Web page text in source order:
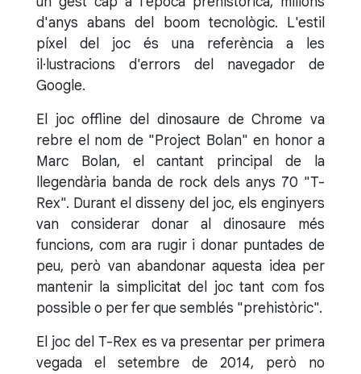
d'anys abans del boom tecnològic. L'estil
píxel del joc és una referència a les
il·lustracions d'errors del navegador de
Google.
El joc offline del dinosaure de Chrome va
rebre el nom de "Project Bolan" en honor a
Marc Bolan, el cantant principal de la
llegendària banda de rock dels anys 70 "T-
Rex". Durant el disseny del joc, els enginyers
van considerar donar al dinosaure més
funcions, com ara rugir i donar puntades de
peu, però van abandonar aquesta idea per
mantenir la simplicitat del joc tant com fos
possible o per fer que semblés "prehistòric".
El joc del T-Rex es va presentar per primera
vegada el setembre de 2014, però no